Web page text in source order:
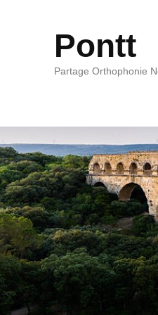
Pontt
Partage Orthophonie